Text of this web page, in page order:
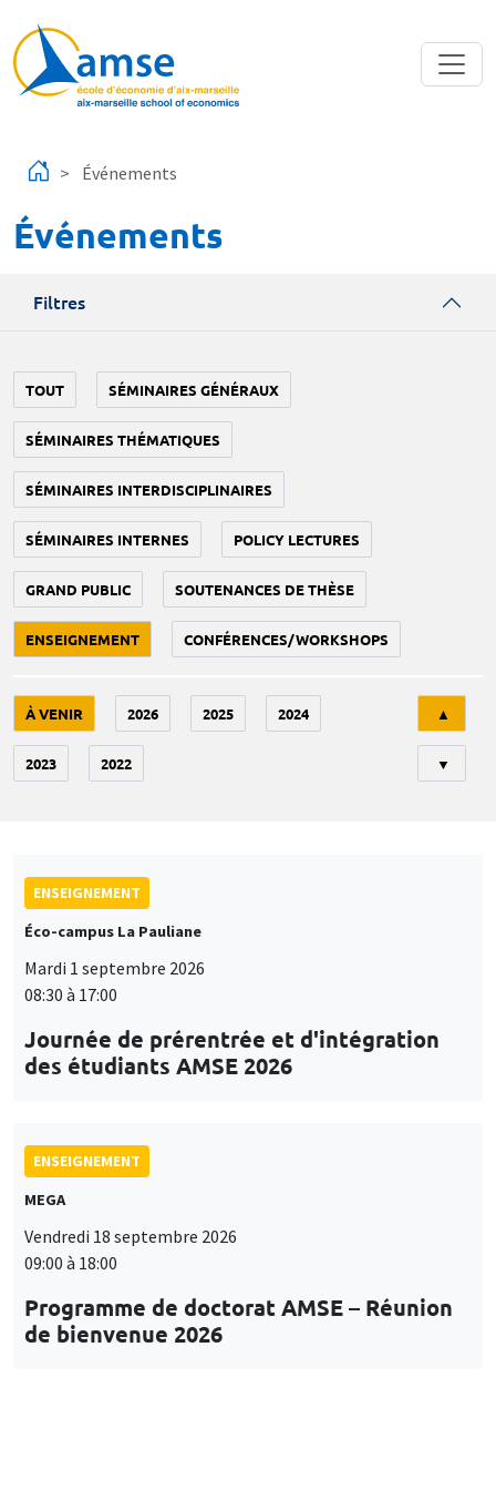
Événements
Événements
Filtres
TOUT SÉMINAIRES GÉNÉRAUX
SÉMINAIRES THÉMATIQUES
SÉMINAIRES INTERDISCIPLINAIRES
SÉMINAIRES INTERNES POLICY LECTURES
GRAND PUBLIC SOUTENANCES DE THÈSE
ENSEIGNEMENT CONFÉRENCES/WORKSHOPS
À VENIR 2026 2025 2024
2023 2022
▲
▼
ENSEIGNEMENT
Éco-campus La Pauliane
Mardi 1 septembre 2026
08:30 à 17:00
Journée de prérentrée et d'intégration
des étudiants AMSE 2026
ENSEIGNEMENT
MEGA
Vendredi 18 septembre 2026
09:00 à 18:00
Programme de doctorat AMSE – Réunion
de bienvenue 2026